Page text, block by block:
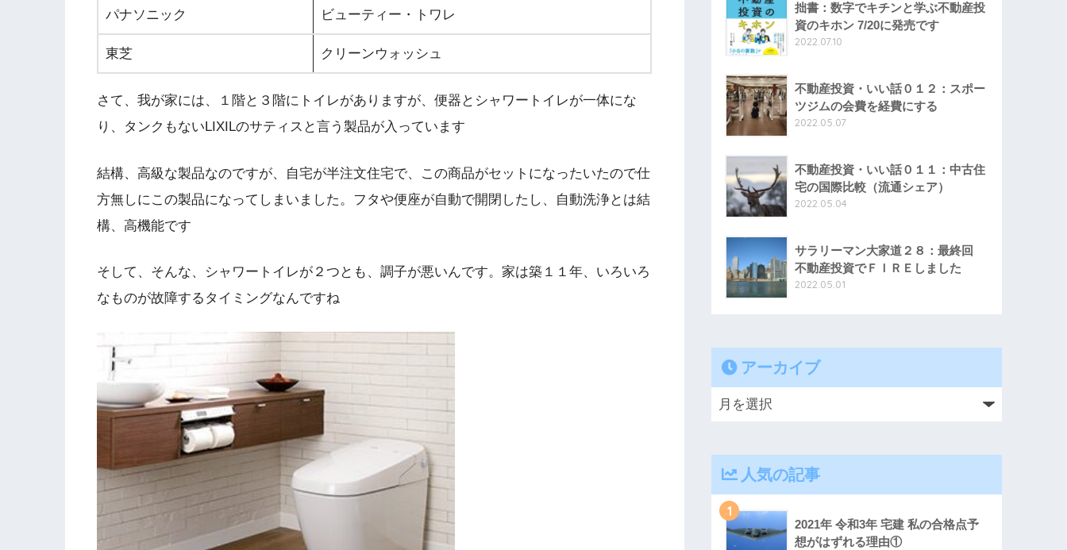
パナソニック ビューティー・トワレ
東芝 クリーンウォッシュ
さて、我が家には、１階と３階にトイレがありますが、便器とシャワートイレが一体にな
り、タンクもないLIXILのサティスと言う製品が入っています
結構、高級な製品なのですが、自宅が半注文住宅で、この商品がセットになったいたので仕
方無しにこの製品になってしまいました。フタや便座が自動で開閉したし、自動洗浄とは結
構、高機能です
そして、そんな、シャワートイレが２つとも、調子が悪いんです。家は築１１年、いろいろ
なものが故障するタイミングなんですね
拙書：数字でキチンと学ぶ不動産投
資のキホン 7/20に発売です
2022.07.10
不動産投資・いい話０１２：スポー
ツジムの会費を経費にする
2022.05.07
不動産投資・いい話０１１：中古住
宅の国際比較（流通シェア）
2022.05.04
サラリーマン大家道２８：最終回
不動産投資でＦＩＲＥしました
2022.05.01
アーカイブ
人気の記事
1
2021年 令和3年 宅建 私の合格点予
想がはずれる理由①